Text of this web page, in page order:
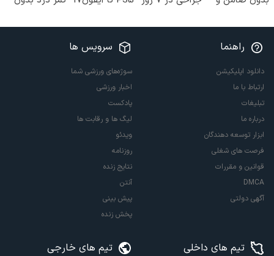
(فوری مشاوره
نقاهت
راهنما
دانلود اپلیکیشن
ارتباط با ما
تبلیغات
درباره ما
ابزار توسعه دهندگان
فرصت های شغلی
قوانین و مقررات
DMCA
آگهی دولتی
سرویس ها
سوژه‌های ورزشی شما
اخبار ورزشی
پادکست
لیگ ها و رقابت ها
ویدئو
روزنامه
نتایج زنده
آنتن
پیش بینی
پخش زنده
تیم های داخلی تیم های خارجی